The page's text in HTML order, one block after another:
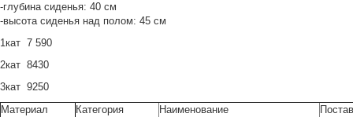
-глубина сиденья: 40 см
-высота сиденья над полом: 45 см
1кат 7 590
2кат 8430
3кат 9250
Материал
Категория Наименование